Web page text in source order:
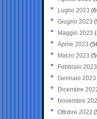
Luglio 2023
Giugno 2023
Maggio 2023
Aprile 2023
Marzo 2023
Febbraio 2023
Gennaio 2023
Dicembre
Novembre
Ottobre 2022